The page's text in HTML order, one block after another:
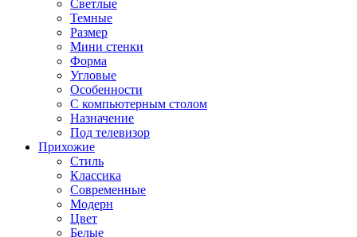
Светлые
Темные
Размер
Мини стенки
Форма
Угловые
Особенности
С компьютерным столом
Назначение
Под телевизор
Прихожие
Стиль
Классика
Современные
Модерн
Цвет
Белые